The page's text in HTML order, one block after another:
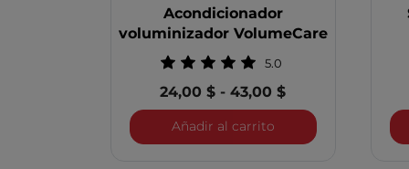
Acondicionador
voluminizador VolumeCare
5.0
24,00 $ -43,00 $
Añadir al carritoAcondicionador